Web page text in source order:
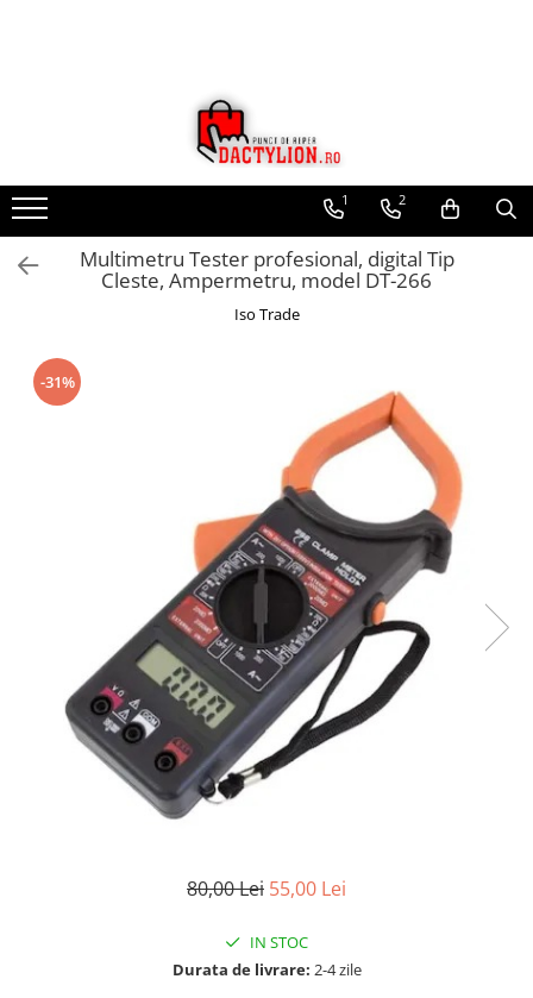
1 2
Multimetru Tester profesional, digital Tip
Cleste, Ampermetru, model DT-266
Iso Trade
-31%
80,00 Lei 55,00 Lei
IN STOC
Durata de livrare: 2-4 zile